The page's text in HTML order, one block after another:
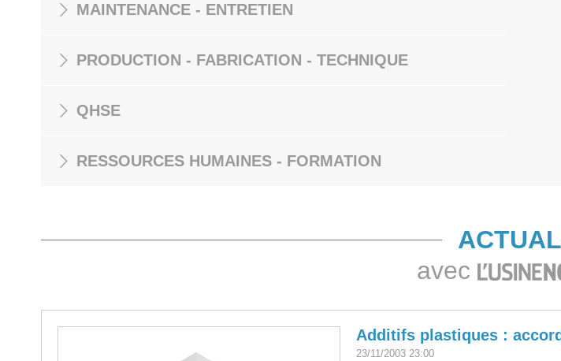
MAINTENANCE - ENTRETIEN
PRODUCTION - FABRICATION - TECHNIQUE
QHSE
RESSOURCES HUMAINES - FORMATION
avec
Additifs plastiques :
23/11/2003 23:00